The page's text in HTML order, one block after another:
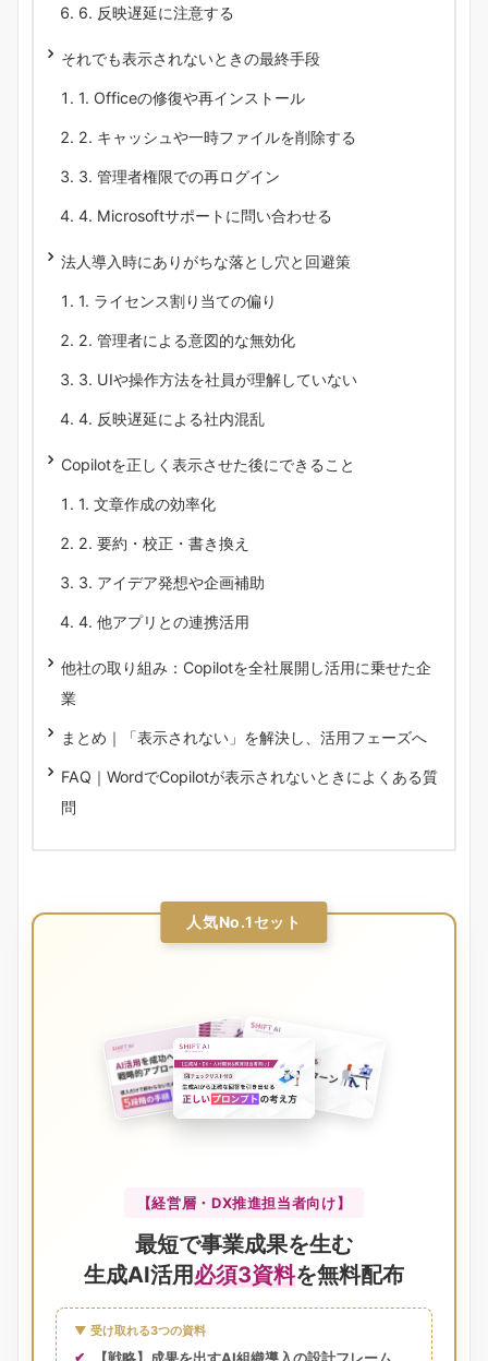
6. 反映遅延に注意する
それでも表示されないときの最終手段
1. Officeの修復や再インストール
2. キャッシュや一時ファイルを削除する
3. 管理者権限での再ログイン
4. Microsoftサポートに問い合わせる
法人導入時にありがちな落とし穴と回避策
1. ライセンス割り当ての偏り
2. 管理者による意図的な無効化
3. UIや操作方法を社員が理解していない
4. 反映遅延による社内混乱
Copilotを正しく表示させた後にできること
1. 文章作成の効率化
2. 要約・校正・書き換え
3. アイデア発想や企画補助
4. 他アプリとの連携活用
他社の取り組み：Copilotを全社展開し活用に乗せた企
業
まとめ｜「表示されない」を解決し、活用フェーズへ
FAQ｜WordでCopilotが表示されないときによくある質
問
人気No.1セット
【経営層・DX推進担当者向け】
最短で事業成果を生む
生成AI活用必須3資料を無料配布
▼ 受け取れる3つの資料
【戦略】成果を出すAI組織導入の設計フレーム